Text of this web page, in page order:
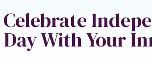
Celebrate
Day With Your